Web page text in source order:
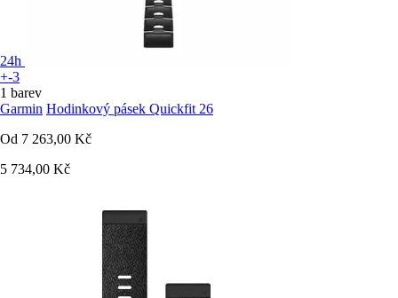
24h
+-3
1 barev
Garmin Hodinkový pásek Quickfit 26
Od 7 263,00 Kč
5 734,00 Kč